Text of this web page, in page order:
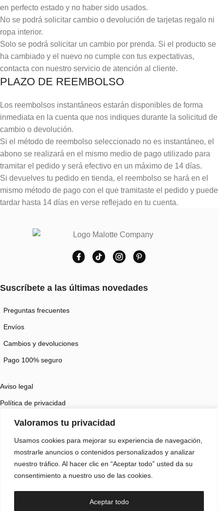
Valoramos tu privacidad
Usamos cookies para mejorar su experiencia de navegación,
mostrarle anuncios o contenidos personalizados y analizar
nuestro tráfico. Al hacer clic en “Aceptar todo” usted da su
consentimiento a nuestro uso de las cookies.
Aceptar todo
en perfecto estado y no haber sido usados.
No se podrá solicitar cambio o devolución de tarjetas regalo ni
ropa interior.
Solo se podrá solicitar un cambio por prenda. Si el producto se
ha cambiado y el nuevo no cumple con tus expectativas,
contacta con nuestro servicio de atención al cliente.
PLAZO DE REEMBOLSO
Los reembolsos instantáneos estarán disponibles de forma
inmediata en la cuenta que nos indiques durante la solicitud de
cambio o devolución.
Si el método de reembolso seleccionado no es instantáneo, el
abono se realizará en el mismo medio de pago utilizado para
tramitar el pedido y será efectivo en un máximo de 14 días.
Si devuelves tu pedido en tienda, el reembolso se hará en el
mismo método de pago con el que tramitaste el pedido y puede
tardar hasta 14 días en verse reflejado en tu cuenta.
Suscríbete a las últimas novedades
Preguntas frecuentes
Envíos
Cambios y devoluciones
Pago 100% seguro
Aviso legal
Política de privacidad
Política de cookies
Kit Digital​
Programa Kit Digital cofinanciado por los fondos Next
Generation (EU) del Plan de Recuperación y Resiliencia